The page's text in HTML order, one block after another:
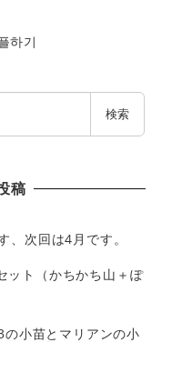
하기
検索
稿
、次回は4月です。
ット（かちかち山＋ぽ
小苗とマリアンの小